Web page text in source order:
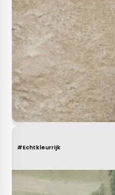
#Echtkleurrijk